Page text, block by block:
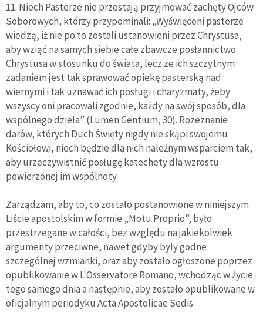
11. Niech Pasterze nie przestają przyjmować zachęty Ojców
Soborowych, którzy przypominali: „Wyświęceni pasterze
wiedzą, iż nie po to zostali ustanowieni przez Chrystusa,
aby wziąć na samych siebie całe zbawcze posłannictwo
Chrystusa w stosunku do świata, lecz ze ich szczytnym
zadaniem jest tak sprawować opiekę pasterską nad
wiernymi i tak uznawać ich posługi i charyzmaty, żeby
wszyscy oni pracowali zgodnie, każdy na swój sposób, dla
wspólnego dzieła” (Lumen Gentium, 30). Rozeznanie
darów, których Duch Święty nigdy nie skąpi swojemu
Kościołowi, niech będzie dla nich należnym wsparciem tak,
aby urzeczywistnić posługę katechety dla wzrostu
powierzonej im wspólnoty.
Zarządzam, aby to, co zostało postanowione w niniejszym
Liście apostolskim w formie „Motu Proprio”, było
przestrzegane w całości, bez względu na jakiekolwiek
argumenty przeciwne, nawet gdyby były godne
szczególnej wzmianki, oraz aby zostało ogłoszone poprzez
opublikowanie w L'Osservatore Romano, wchodząc w życie
tego samego dnia a następnie, aby zostało opublikowane w
oficjalnym periodyku Acta Apostolicae Sedis.